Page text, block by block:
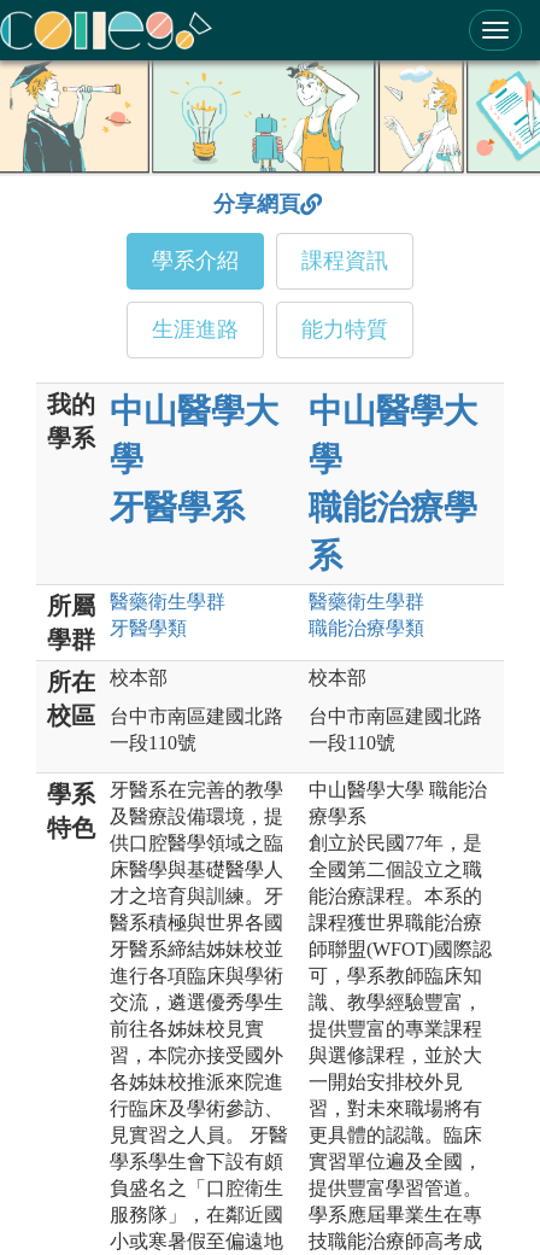
ColleGo! 大學選才與高中育才輔助系統
分享網頁
學系介紹 課程資訊
生涯進路 能力特質
我的
學系
中山醫學大
學
牙醫學系
中山醫學大
學
職能治療學
系
所屬
學群
醫藥衛生學群
牙醫學類
醫藥衛生學群
職能治療學類
所在
校區
校本部
台中市南區建國北路
一段110號
校本部
台中市南區建國北路
一段110號
學系
特色
牙醫系在完善的教學
及醫療設備環境，提
供口腔醫學領域之臨
床醫學與基礎醫學人
才之培育與訓練。牙
醫系積極與世界各國
牙醫系締結姊妹校並
進行各項臨床與學術
交流，遴選優秀學生
前往各姊妹校見實
習，本院亦接受國外
各姊妹校推派來院進
行臨床及學術參訪、
見實習之人員。 牙醫
學系學生會下設有頗
負盛名之「口腔衛生
服務隊」，在鄰近國
小或寒暑假至偏遠地
中山醫學大學 職能治
療學系
創立於民國77年，是
全國第二個設立之職
能治療課程。本系的
課程獲世界職能治療
師聯盟(WFOT)國際認
可，學系教師臨床知
識、教學經驗豐富，
提供豐富的專業課程
與選修課程，並於大
一開始安排校外見
習，對未來職場將有
更具體的認識。臨床
實習單位遍及全國，
提供豐富學習管道。
學系應屆畢業生在專
技職能治療師高考成